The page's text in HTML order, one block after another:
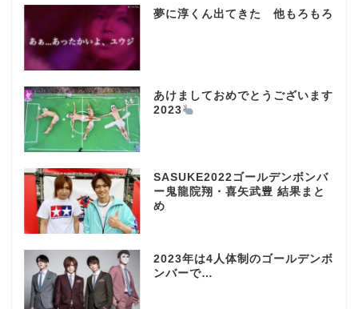
夢に淳くん出てきた 他もろもろ
あけましておめでとうございます
2023
SASUKE2022ゴールデンボンバ
ー鬼龍院翔・喜矢武豊 結果まと
め
2023年は4人体制のゴールデンボ
ンバーで…